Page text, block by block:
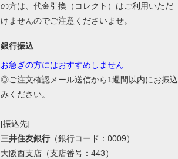
の方は、代金引換（コレクト）はご利用いただ
けませんのでご注意くださいませ。
銀行振込
お急ぎの方にはおすすめしません
◎ご注文確認メール送信から1週間以内にお振込
みください。
[振込先]
三井住友銀行（銀行コード：0009）
大阪西支店（支店番号：443）